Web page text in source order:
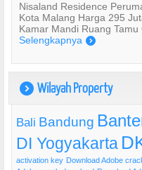
Nisaland Residence
Kota Malang Harga 295
Kamar Mandi Ruang Tamu
Selengkapnya )
) Wilayah Property
Bali Bandung
DI Yogyakarta
activation key Download Adobe